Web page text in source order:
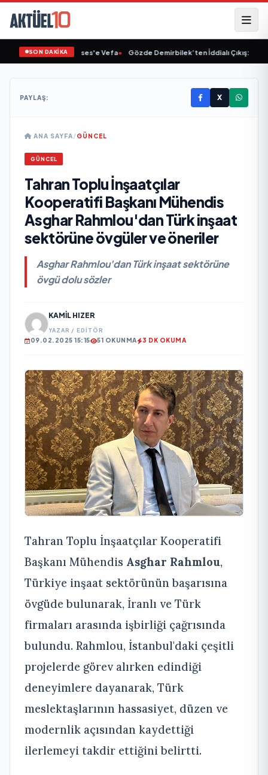
SON DAKİKA
Müslüm Gürses'e Vefa• Gözde Demirbilek’ten İddialı Çıkış: “Son
PAYLAŞ: X
ANA SAYFA/GÜNCEL
GÜNCEL
Tahran Toplu İnşaatçılar
Kooperatifi Başkanı Mühendis
Asghar Rahmlou'dan Türk inşaat
sektörüne övgüler ve öneriler
Asghar Rahmlou'dan Türk inşaat sektörüne
övgü dolu sözler
KAMIL HIZER
YAZAR / EDITÖR
09.02.2025 15:15 51 OKUNMA 3 DK OKUMA
Tahran Toplu İnşaatçılar Kooperatifi
Başkanı Mühendis Asghar Rahmlou,
Türkiye inşaat sektörünün başarısına
övgüde bulunarak, İranlı ve Türk
firmaları arasında işbirliği çağrısında
bulundu. Rahmlou, İstanbul'daki çeşitli
projelerde görev alırken edindiği
deneyimlere dayanarak, Türk
meslektaşlarının hassasiyet, düzen ve
modernlik açısından kaydettiği
ilerlemeyi takdir ettiğini belirtti.